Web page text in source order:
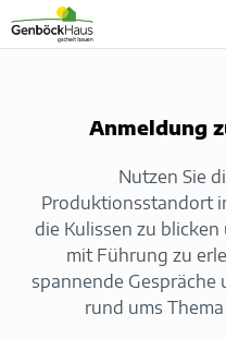
Anmeldung
Nutzen Sie
Produktionsstandort
die Kulissen zu
mit Führung zu
spannende
rund ums